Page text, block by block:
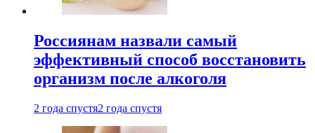
Россиянам назвали самый
эффективный способ восстановить
организм после алкоголя
2 года спустя2 года спустя